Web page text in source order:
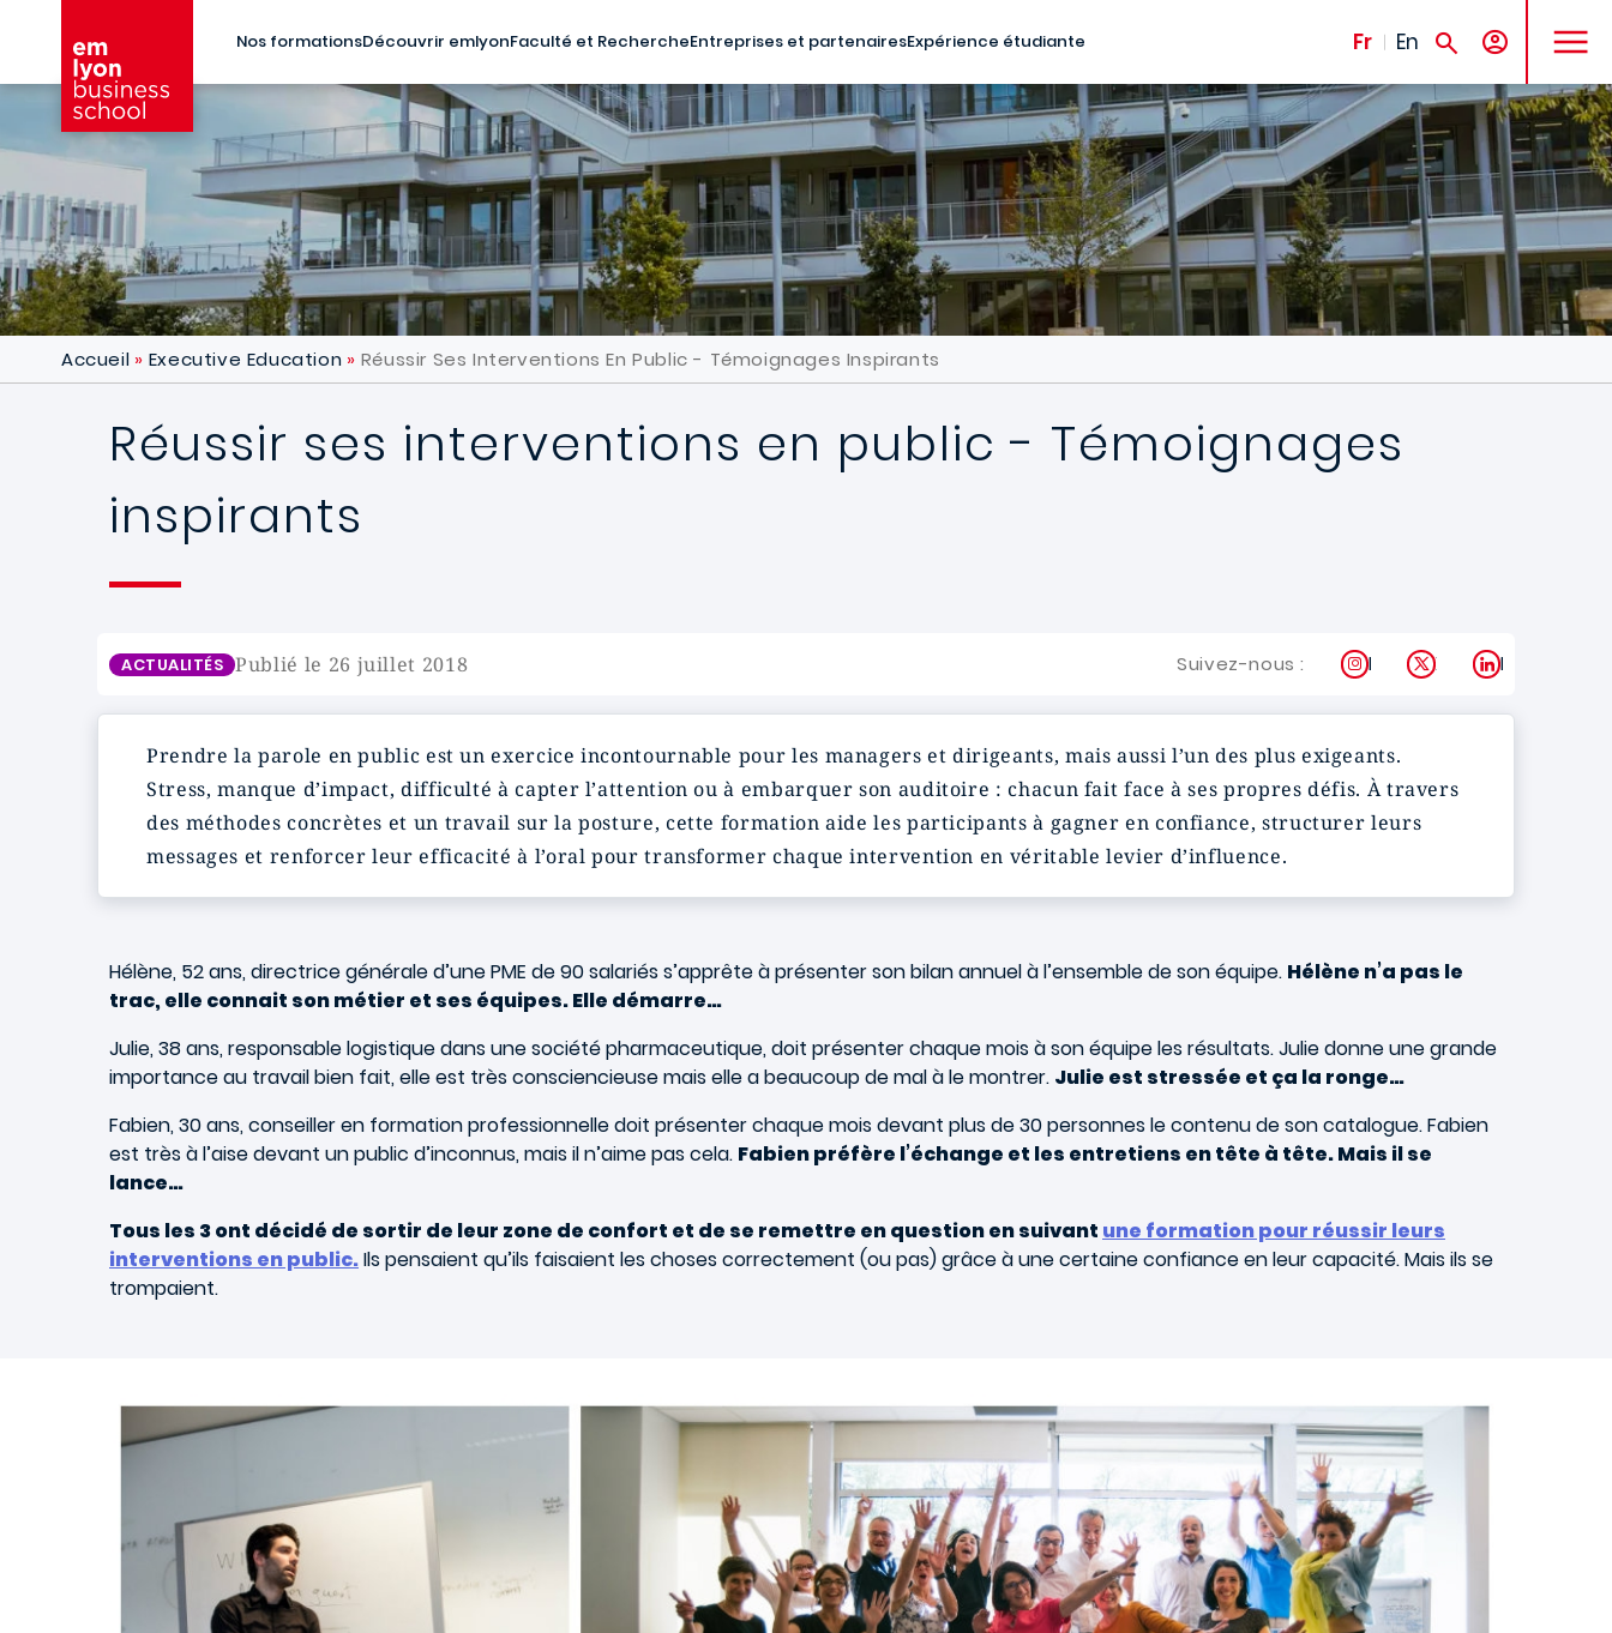
Nos formationsDécouvrir emlyonFaculté et RechercheEntreprises et partenairesExpérience étudiante Fr En
MENU
Accueil Executive Education Réussir Ses Interventions En Public - Témoignages Inspirants
Réussir ses interventions en public - Témoignages
inspirants
ACTUALITÉS Publié le 26 juillet 2018 Suivez-nous : Instagram
X LinkedIn
Prendre la parole en public est un exercice incontournable pour les managers et dirigeants, mais aussi l’un des plus exigeants.
Stress, manque d’impact, difficulté à capter l’attention ou à embarquer son auditoire : chacun fait face à ses propres défis. À travers
des méthodes concrètes et un travail sur la posture, cette formation aide les participants à gagner en confiance, structurer leurs
messages et renforcer leur efficacité à l’oral pour transformer chaque intervention en véritable levier d’influence.
Hélène, 52 ans, directrice générale d’une PME de 90 salariés s’apprête à présenter son bilan annuel à l’ensemble de son équipe. Hélène n’a pas le
trac, elle connait son métier et ses équipes. Elle démarre…
Julie, 38 ans, responsable logistique dans une société pharmaceutique, doit présenter chaque mois à son équipe les résultats. Julie donne une grande
importance au travail bien fait, elle est très consciencieuse mais elle a beaucoup de mal à le montrer. Julie est stressée et ça la ronge…
Fabien, 30 ans, conseiller en formation professionnelle doit présenter chaque mois devant plus de 30 personnes le contenu de son catalogue. Fabien
est très à l’aise devant un public d’inconnus, mais il n’aime pas cela. Fabien préfère l’échange et les entretiens en tête à tête. Mais il se
lance…
Tous les 3 ont décidé de sortir de leur zone de confort et de se remettre en question en suivant une formation pour réussir leurs
interventions en public.Ils pensaient qu’ils faisaient les choses correctement (ou pas) grâce à une certaine confiance en leur capacité. Mais ils se
trompaient.